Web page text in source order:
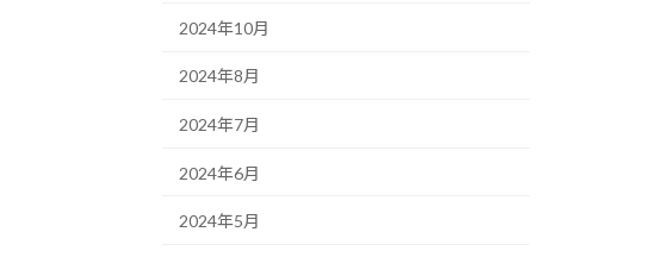
2024年10月
2024年8月
2024年7月
2024年6月
2024年5月